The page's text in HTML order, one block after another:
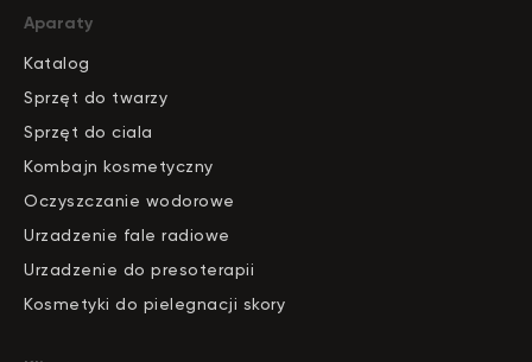
Aparaty
Katalog
Sprzęt do twarzy
Sprzęt do ciala
Kombajn kosmetyczny
Oczyszczanie wodorowe
Urzadzenie fale radiowe
Urzadzenie do presoterapii
Kosmetyki do pielegnacji skory